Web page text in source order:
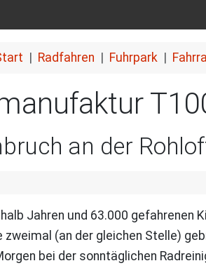
Radfahren Fuhrpark
an der
Jahren und 63.000
(an der gleichen Stelle)
bei der sonntäglichen